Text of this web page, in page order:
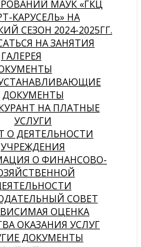
МАУК «ГКЦ
КАРУСЕЛЬ» НА
СЕЗОН 2024-2025ГГ.
НА ЗАНЯТИЯ
ГАЛЕРЕЯ
ДОКУМЕНТЫ
НА ПЛАТНЫЕ
УСЛУГИ
О ДЕЯТЕЛЬНОСТИ
УЧРЕЖДЕНИЯ
О ФИНАНСОВО-
СОВЕТ
ОЦЕНКА
ОКАЗАНИЯ УСЛУГ
ДОКУМЕНТЫ